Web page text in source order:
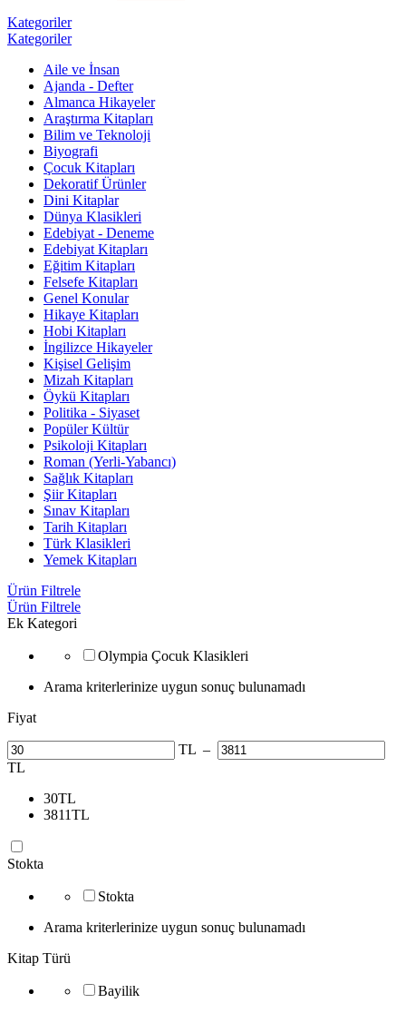
Kategoriler
Kategoriler
Aile ve İnsan
Ajanda - Defter
Almanca Hikayeler
Araştırma Kitapları
Bilim ve Teknoloji
Biyografi
Çocuk Kitapları
Dekoratif Ürünler
Dini Kitaplar
Dünya Klasikleri
Edebiyat - Deneme
Edebiyat Kitapları
Eğitim Kitapları
Felsefe Kitapları
Genel Konular
Hikaye Kitapları
Hobi Kitapları
İngilizce Hikayeler
Kişisel Gelişim
Mizah Kitapları
Öykü Kitapları
Politika - Siyaset
Popüler Kültür
Psikoloji Kitapları
Roman (Yerli-Yabancı)
Sağlık Kitapları
Şiir Kitapları
Sınav Kitapları
Tarih Kitapları
Türk Klasikleri
Yemek Kitapları
Ürün Filtrele
Ürün Filtrele
Ek Kategori
Olympia Çocuk Klasikleri
Arama kriterlerinize uygun sonuç bulunamadı
Fiyat
TL –
TL
30TL
3811TL
Stokta
Stokta
Arama kriterlerinize uygun sonuç bulunamadı
Kitap Türü
Bayilik